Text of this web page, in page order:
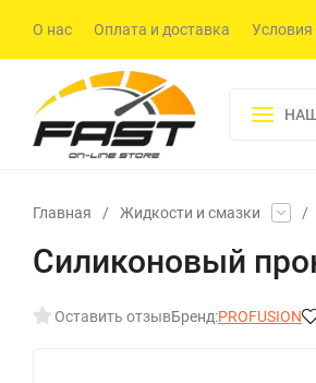
О нас Оплата и доставка Условия
Главная / Жидкости и смазки /
Силиконовый
Оставить отзывБренд:PROFUSION